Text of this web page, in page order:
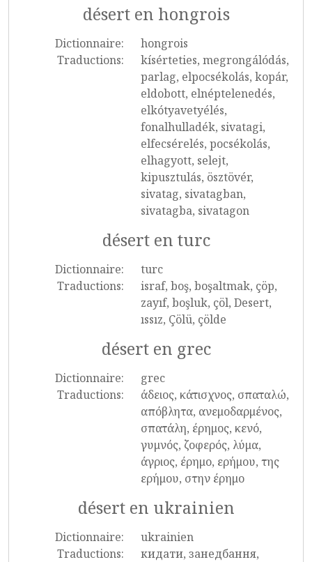
désert en hongrois
Dictionnaire:
hongrois
Traductions:
kísérteties, megrongálódás,
parlag, elpocsékolás, kopár,
eldobott, elnéptelenedés,
elkótyavetyélés,
fonalhulladék, sivatagi,
elfecsérelés, pocsékolás,
elhagyott, selejt,
kipusztulás, ösztövér,
sivatag, sivatagban,
sivatagba, sivatagon
désert en turc
Dictionnaire:
turc
Traductions:
israf, boş, boşaltmak, çöp,
zayıf, boşluk, çöl, Desert,
ıssız, Çölü, çölde
désert en grec
Dictionnaire:
grec
Traductions:
άδειος, κάτισχνος, σπαταλώ,
απόβλητα, ανεμοδαρμένος,
σπατάλη, έρημος, κενό,
γυμνός, ζοφερός, λύμα,
άγριος, έρημο, ερήμου, της
ερήμου, στην έρημο
désert en ukrainien
Dictionnaire:
ukrainien
Traductions:
кидати, занедбання,